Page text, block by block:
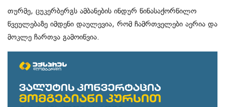
თურმე, ცუკერბერგს ამბანების ინდურ წინასაქორწილო
წვეულებაზე იმდენი დაულევია, რომ ჩამრთველები აერია და
მოკლე ჩართვა გამოიწვია.